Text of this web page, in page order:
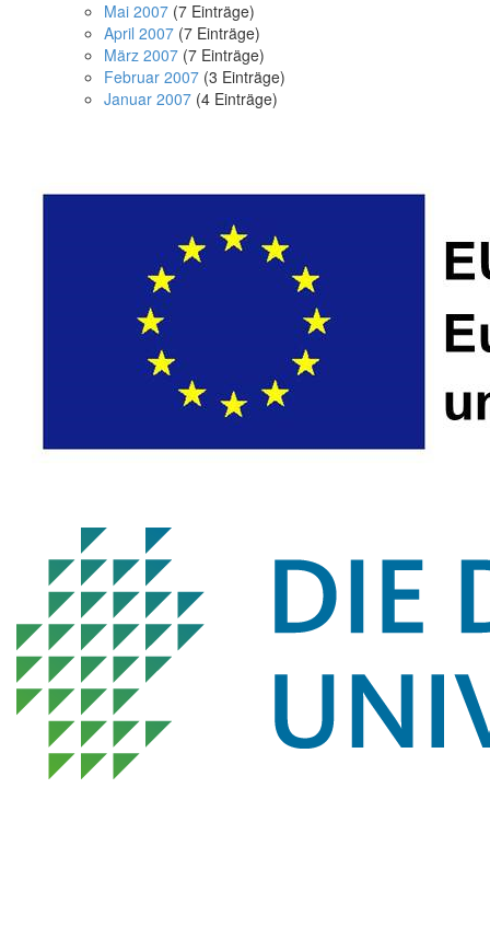
Mai 2007 (7 Einträge)
April 2007 (7 Einträge)
März 2007 (7 Einträge)
Februar 2007 (3 Einträge)
Januar 2007 (4 Einträge)